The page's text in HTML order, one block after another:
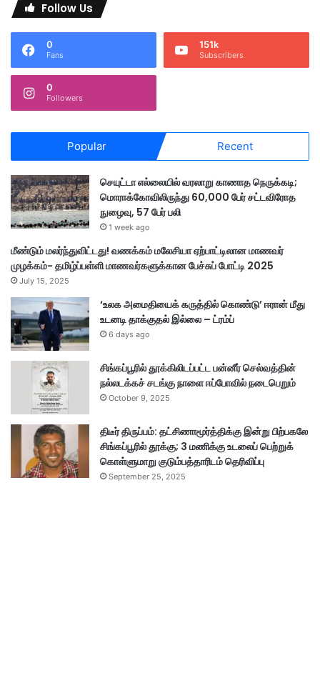
Follow Us
0
Fans
151k
Subscribers
0
Followers
Popular Recent
செயுட்டா எல்லையில் வரலாறு காணாத நெருக்கடி;
மொராக்கோவிலிருந்து 60,000 பேர் சட்டவிரோத
நுழைவு, 57 பேர் பலி
1 week ago
மீண்டும் மலர்ந்துவிட்டது! வணக்கம் மலேசியா ஏற்பாட்டிலான மாணவர்
முழக்கம்- தமிழ்ப்பள்ளி மாணவர்களுக்கான பேச்சுப் போட்டி 2025
July 15, 2025
‘உலக அமைதியைக் கருத்தில் கொண்டு’ ஈரான் மீது
உடனடி தாக்குதல் இல்லை – ட்ரம்ப்
6 days ago
சிங்கப்பூரில் தூக்கிலிடப்பட்ட பன்னீர் செல்வத்தின்
நல்லடக்கச் சடங்கு நாளை ஈப்போவில் நடைபெறும்
October 9, 2025
திடீர் திருப்பம்: தட்சிணாமூர்த்திக்கு இன்று பிற்பகலே
சிங்கப்பூரில் தூக்கு; 3 மணிக்கு உடலைப் பெற்றுக்
கொள்ளுமாறு குடும்பத்தாரிடம் தெரிவிப்பு
September 25, 2025